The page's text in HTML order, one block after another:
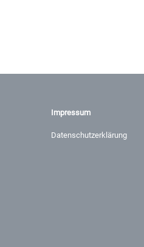
Impressum
Datenschutzerklärung